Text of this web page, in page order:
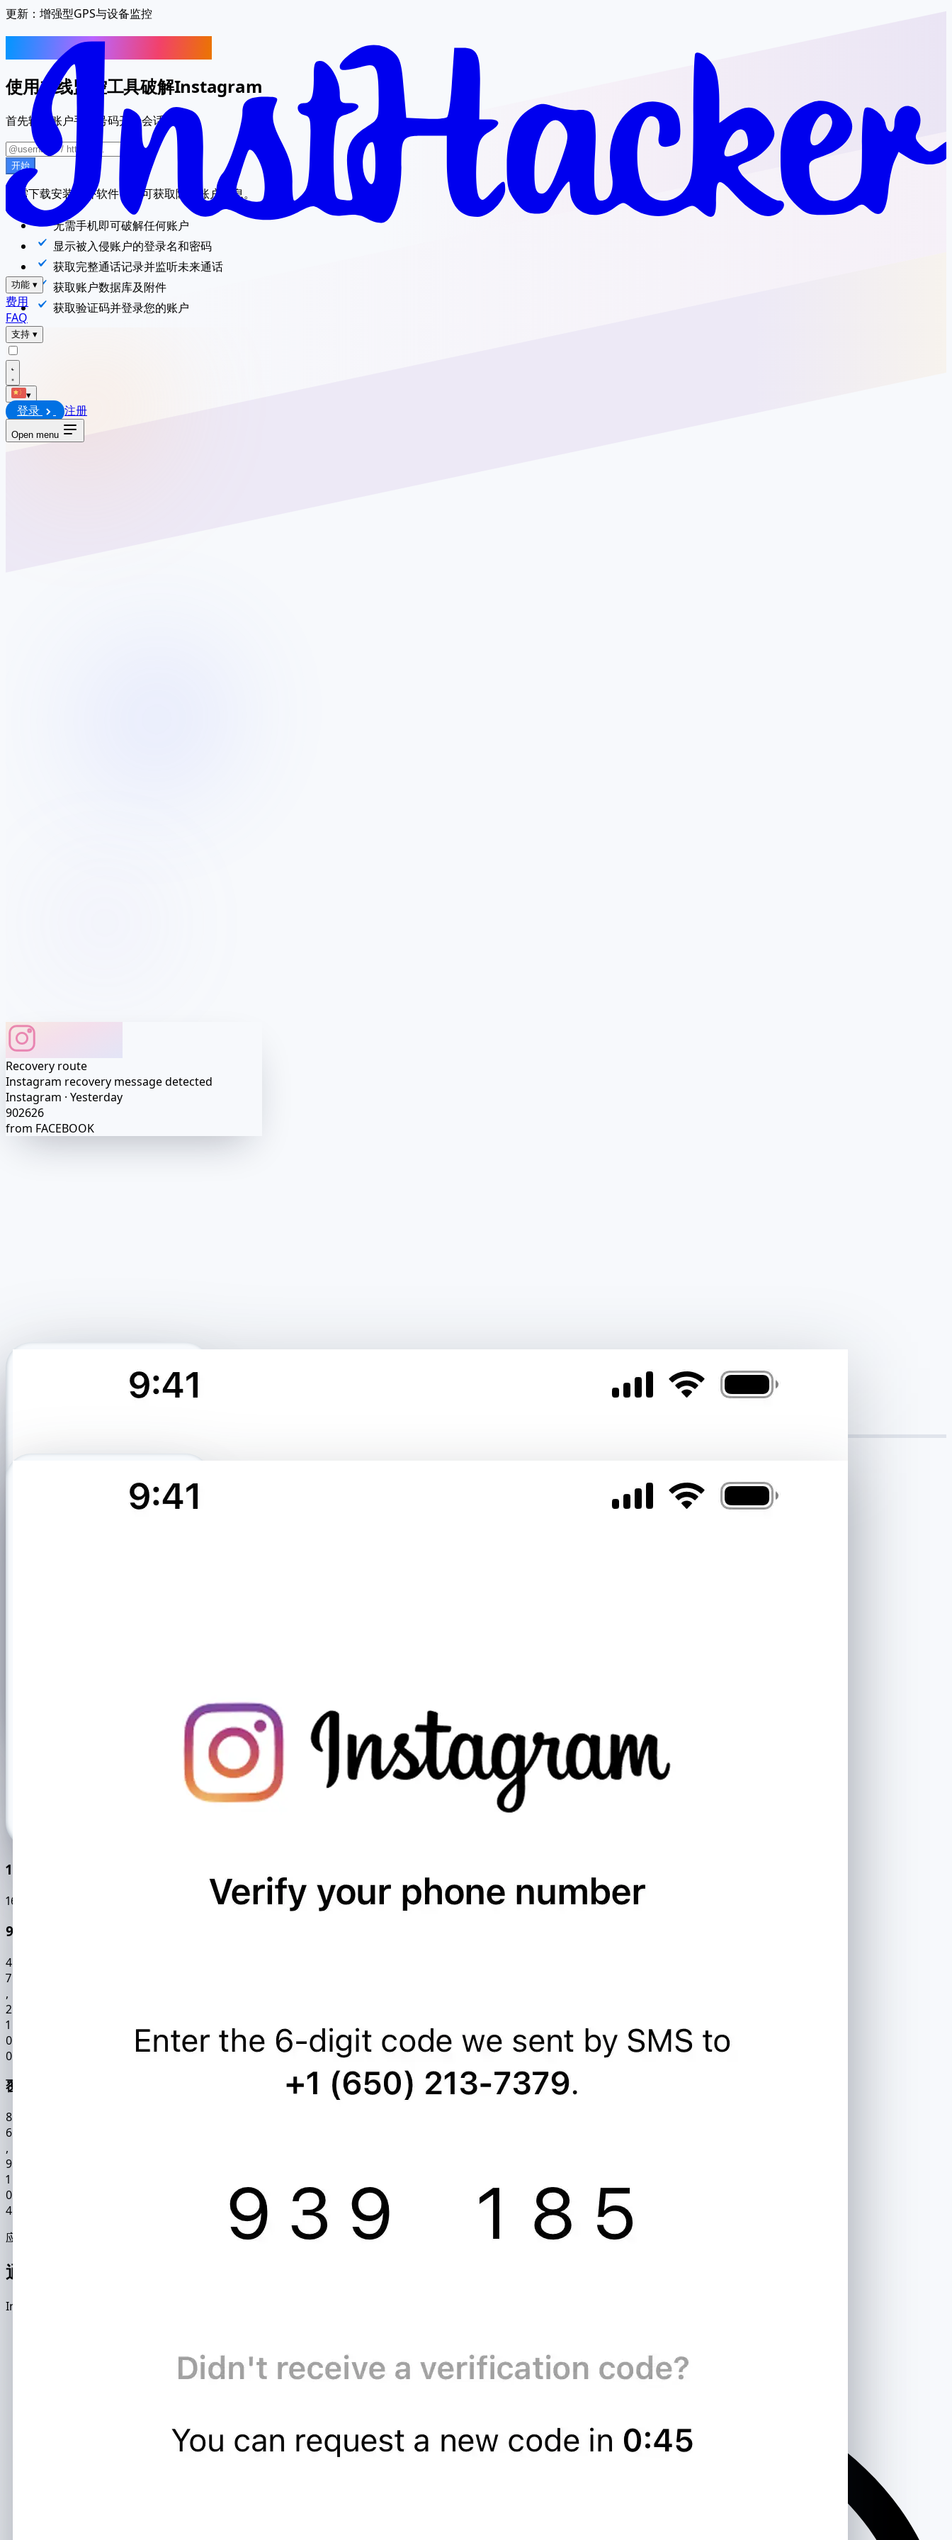
功能 ▾
费用
FAQ
支持 ▾
▾
登录 注册
Open menu
更新： 增强型GPS与设备监控
追踪另一个Instagram账户
使用在线监控工具破解Instagram
首先输入账户手机号码开始会话。
开始
无需下载安装额外软件，即可获取隐藏账户信息。
无需手机即可破解任何账户
显示被入侵账户的登录名和密码
获取完整通话记录并监听未来通话
获取账户数据库及附件
获取验证码并登录您的账户
Recovery route
Instagram recovery message detected
Instagram · Yesterday
902626
from FACEBOOK
10万+活跃用户
169484
99.9% 准确率
4
7
,
2
1
0
0
覆盖195个国家
8
6
,
9
1
0
4
应用功能
通过InstHacker破解并监控Instagram账号，您将能获取以下数据包：
Instagram监控应用能在15分钟内破解他人账号。软件采用的复合破解技术确保操作可靠且绝对保密。